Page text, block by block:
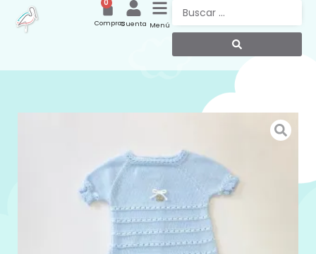
Menú
Cuenta
0
Compras